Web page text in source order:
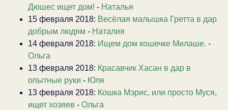
Дюшес ищет дом! - Наталья
15 февраля 2018: Весёлая малышка Гретта в дар
добрым людям - Наталия
14 февраля 2018: Ищем дом кошечке Милаше. -
Ольга
13 февраля 2018: Красавчик Хасан в дар в
опытные руки - Юля
13 февраля 2018: Кошка Мэрис, или просто Муся,
ищет хозяев - Ольга